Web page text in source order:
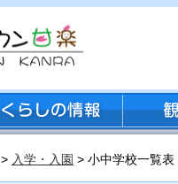
> 入学・入園 > 小中学校一覧表